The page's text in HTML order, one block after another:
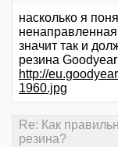
насколько я
значит так и
резина
http://
1960.jpg
Re: Как
резина?